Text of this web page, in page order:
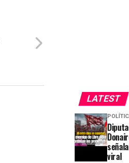
LATEST
viral